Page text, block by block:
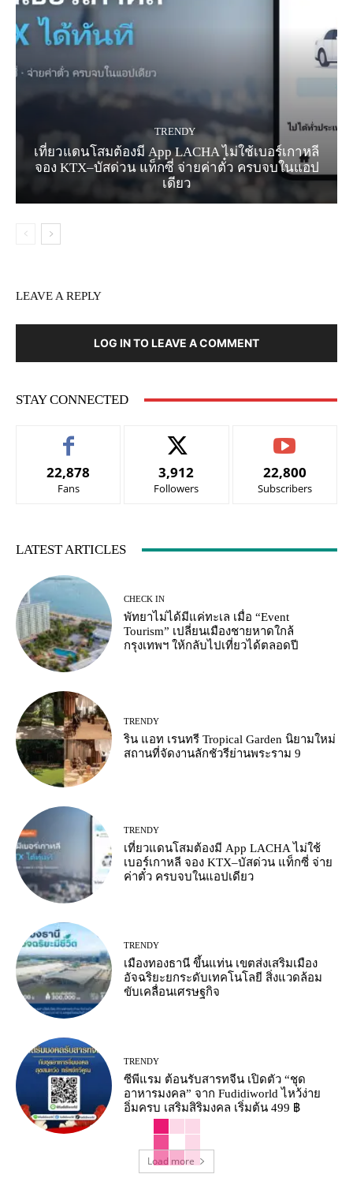
TRENDY
เที่ยวแดนโสมต้องมี App LACHA ไม่ใช้เบอร์เกาหลี
จอง KTX–บัสด่วน แท็กซี่ จ่ายค่าตั๋ว ครบจบในแอป
เดียว
LEAVE A REPLY
LOG IN TO LEAVE A COMMENT
STAY CONNECTED
22,878
Fans
3,912
Followers
22,800
Subscribers
LATEST ARTICLES
CHECK IN
พัทยาไม่ได้มีแค่ทะเล เมื่อ “Event
Tourism” เปลี่ยนเมืองชายหาดใกล้
กรุงเทพฯ ให้กลับไปเที่ยวได้ตลอดปี
TRENDY
ริน แอท เรนทรี Tropical Garden นิยามใหม่
สถานที่จัดงานลักชัวรีย่านพระราม 9
TRENDY
เที่ยวแดนโสมต้องมี App LACHA ไม่ใช้
เบอร์เกาหลี จอง KTX–บัสด่วน แท็กซี่ จ่าย
ค่าตั๋ว ครบจบในแอปเดียว
TRENDY
เมืองทองธานี ขึ้นแท่น เขตส่งเสริมเมือง
อัจฉริยะยกระดับเทคโนโลยี สิ่งแวดล้อม
ขับเคลื่อนเศรษฐกิจ
TRENDY
ซีพีแรม ต้อนรับสารทจีน เปิดตัว “ชุด
อาหารมงคล” จาก Fudidiworld ไหว้ง่าย
อิ่มครบ เสริมสิริมงคล เริ่มต้น 499 ฿
Load more